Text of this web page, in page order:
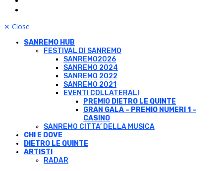
✕ Close
SANREMO HUB
FESTIVAL DI SANREMO
SANREMO2026
SANREMO 2024
SANREMO 2022
SANREMO 2021
EVENTI COLLATERALI
PREMIO DIETRO LE QUINTE
GRAN GALA – PREMIO NUMERI 1 –
CASINO
SANREMO CITTA’ DELLA MUSICA
CHI E DOVE
DIETRO LE QUINTE
ARTISTI
RADAR